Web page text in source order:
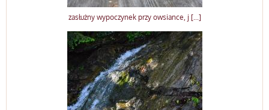
zasłużny wypoczynek przy owsiance, j [...]